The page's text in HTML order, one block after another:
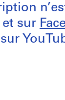
et sur